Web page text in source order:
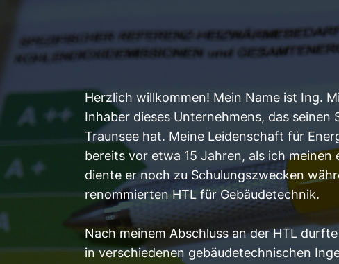
Herzlich willkommen! Mein Name ist Ing.
Inhaber dieses Unternehmens, das
Traunsee hat. Meine Leidenschaft für
bereits vor etwa 15 Jahren, als ich
diente er noch zu Schulungszwecken
renommierten HTL für Gebäudetechnik.
Nach meinem Abschluss an der HTL
in verschiedenen gebäudetechnischen